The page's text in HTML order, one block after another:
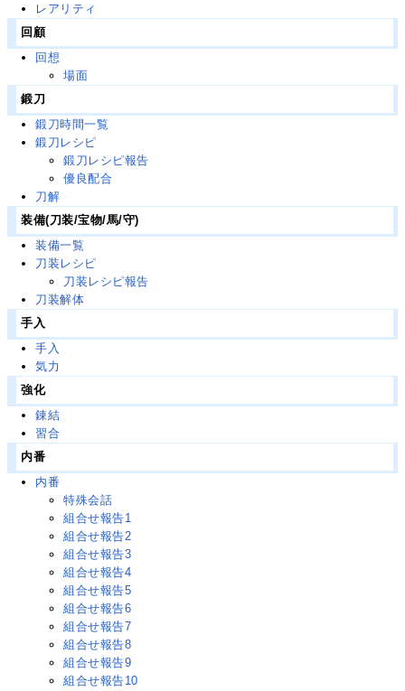
レアリティ
回顧
回想
場面
鍛刀
鍛刀時間一覧
鍛刀レシピ
鍛刀レシピ報告
優良配合
刀解
装備(刀装/宝物/馬/守)
装備一覧
刀装レシピ
刀装レシピ報告
刀装解体
手入
手入
気力
強化
錬結
習合
内番
内番
特殊会話
組合せ報告1
組合せ報告2
組合せ報告3
組合せ報告4
組合せ報告5
組合せ報告6
組合せ報告7
組合せ報告8
組合せ報告9
組合せ報告10